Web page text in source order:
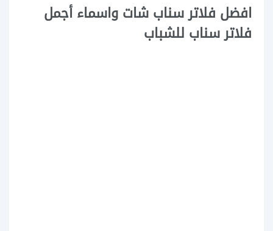
افضل فلاتر سناب شات واسماء أجمل
فلاتر سناب للشباب